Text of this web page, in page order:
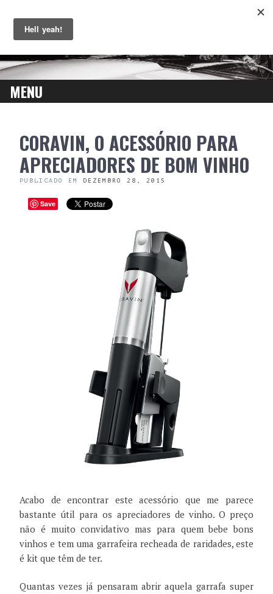
MENU
CONTENTCORAVIN, O ACESSÓRIO PARA
APRECIADORES DE BOM VINHO
PUBLICADO EM DEZEMBRO 28, 2015
Save
Acabo de encontrar este acessório que me parece
bastante útil para os apreciadores de vinho. O preço
não é muito convidativo mas para quem bebe bons
vinhos e tem uma garrafeira recheada de raridades, este
é kit que têm de ter.
Quantas vezes já pensaram abrir aquela garrafa super